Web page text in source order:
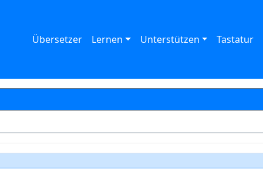
Übersetzer Lernen Unterstützen Tastatur